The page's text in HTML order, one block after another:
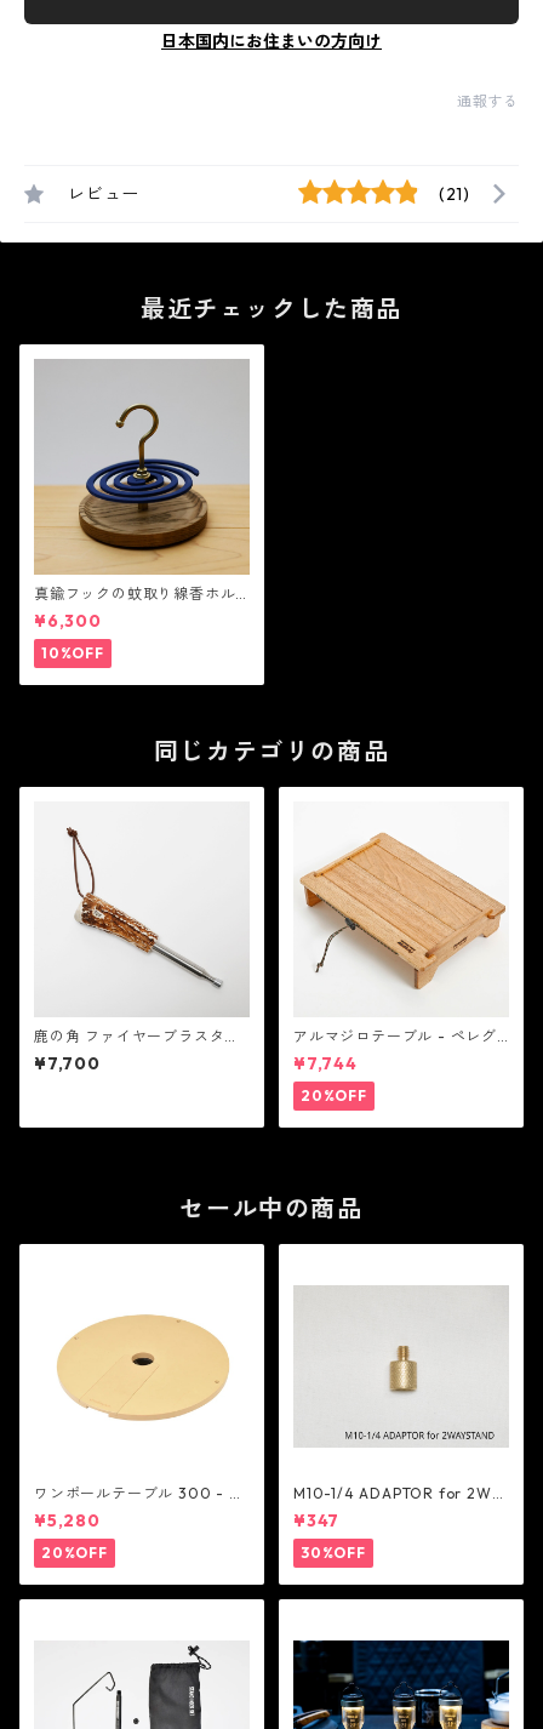
日本国内にお住まいの方向け
通報する
レビュー (21)
最近チェックした商品
真鍮フックの蚊取り線香ホル
ダー - ペレグリンデザイン
¥6,300
10%OFF
同じカテゴリの商品
鹿の角 ファイヤーブラスター
- ペレグリンデザイン
¥7,700
アルマジロテーブル - ペレグ
リンデザイン
¥7,744
20%OFF
セール中の商品
ワンポールテーブル 300 - be
lmont
¥5,280
20%OFF
M10-1/4 ADAPTOR for 2WA
Y STAND - 5050WORKSHOP
¥347
30%OFF